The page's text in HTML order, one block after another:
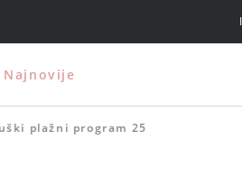
Najnovije
plažni program 25